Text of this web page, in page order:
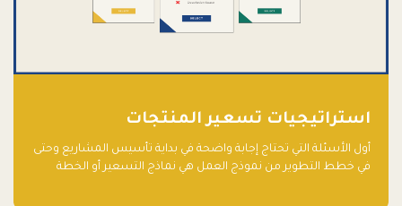
استراتيجيات تسعير المنتجات
أول الأسئلة التي تحتاج إجابة واضحة في بداية تأسيس المشاريع وحتى
في خطط التطوير من نموذج العمل هي نماذج التسعير أو الخطة